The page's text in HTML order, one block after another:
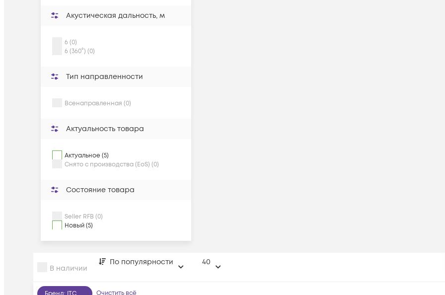
Акустическая дальность, м
6 (0)
6 (360°) (0)
Тип направленности
Всенаправленная (0)
Актуальность товара
Актуальное (5)
Снято с производства (EoS) (0)
Состояние товара
Seller RFB (0)
Новый (5)
В наличии
По популярности 40
Очистить всё